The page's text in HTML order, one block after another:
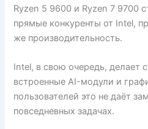
Ryzen 5 9600 и Ryzen 7 9700
прямые конкуренты от Intel,
же производительность.
Intel, в свою очередь, делает
встроенные AI-модули и
пользователей это не даёт
повседневных задачах.